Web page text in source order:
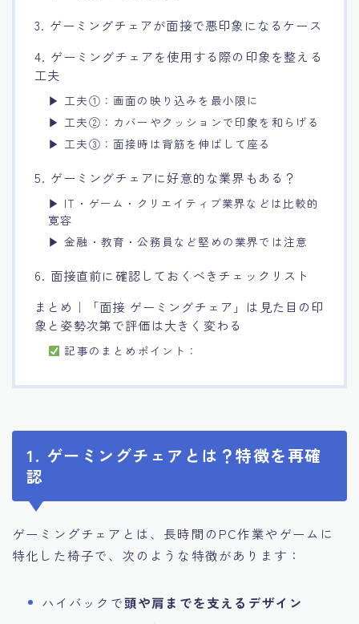
3. ゲーミングチェアが面接で悪印象になるケース
4. ゲーミングチェアを使用する際の印象を整える
工夫
▶ 工夫①：画面の映り込みを最小限に
▶ 工夫②：カバーやクッションで印象を和らげる
▶ 工夫③：面接時は背筋を伸ばして座る
5. ゲーミングチェアに好意的な業界もある？
▶ IT・ゲーム・クリエイティブ業界などは比較的
寛容
▶ 金融・教育・公務員など堅めの業界では注意
6. 面接直前に確認しておくべきチェックリスト
まとめ｜「面接 ゲーミングチェア」は見た目の印
象と姿勢次第で評価は大きく変わる
記事のまとめポイント：
1. ゲーミングチェアとは？特徴を再確
認
ゲーミングチェアとは、長時間のPC作業やゲームに
特化した椅子で、次のような特徴があります：
ハイバックで頭や肩までを支えるデザイン